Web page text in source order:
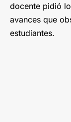
docente pidió
avances que
estudiantes.